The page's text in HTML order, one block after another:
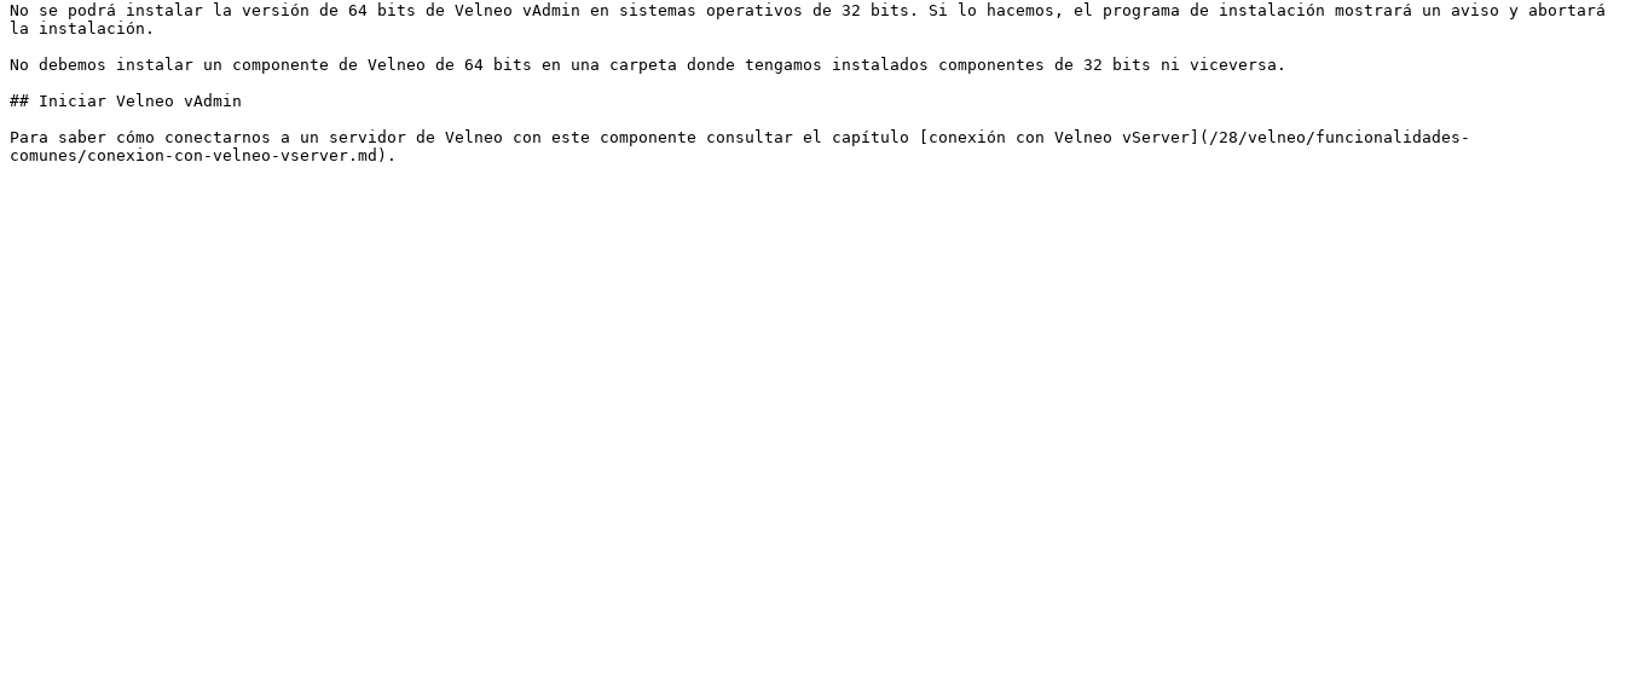
No se podrá instalar la versión de 64 bits de Velneo vAdmin en sistemas operativos de 32 bits. Si lo hacemos, el programa de instalación mostrará un aviso y abortará
la instalación.
No debemos instalar un componente de Velneo de 64 bits en una carpeta donde tengamos instalados componentes de 32 bits ni viceversa.
## Iniciar Velneo vAdmin
Para saber cómo conectarnos a un servidor de Velneo con este componente consultar el capítulo [conexión con Velneo vServer](/28/velneo/funcionalidades-